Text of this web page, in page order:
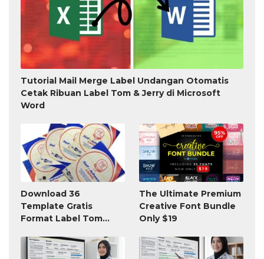
Tutorial Mail Merge Label Undangan Otomatis
Cetak Ribuan Label Tom & Jerry di Microsoft
Word
Download 36
Template Gratis
Format Label Tom
Word
The Ultimate Premium
Creative Font Bundle
Only $19